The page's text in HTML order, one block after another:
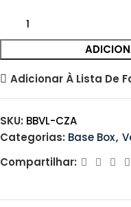
Adicionar À Lista De
SKU: BBVL-CZA
Categorias: Base Box,
Compartilhar: